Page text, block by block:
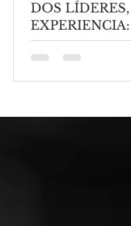
DOS
PANAMÁ Y
DE VIVIR EL